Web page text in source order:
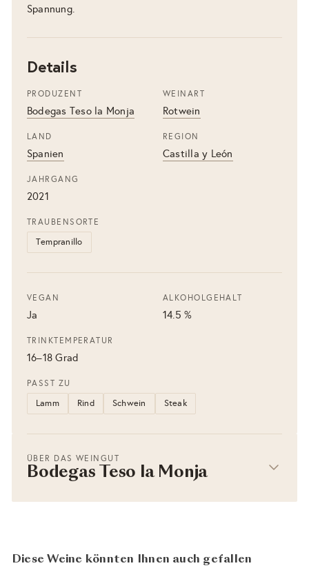
Spannung.
Details
PRODUZENT
Bodegas Teso la Monja
WEINART
Rotwein
LAND
Spanien
REGION
Castilla y León
JAHRGANG
2021
TRAUBENSORTE
Tempranillo
VEGAN
Ja
ALKOHOLGEHALT
14.5 %
TRINKTEMPERATUR
16–18 Grad
PASST ZU
Lamm Rind Schwein Steak
ÜBER DAS WEINGUT
Bodegas Teso la Monja
Diese Weine könnten Ihnen auch gefallen